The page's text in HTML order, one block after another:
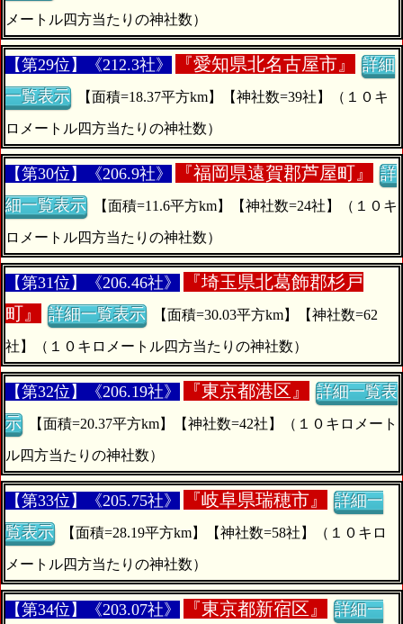
メートル四方当たりの神社数）
【第29位】《212.3社》 『愛知県北名古屋市』
詳細
一覧表示
ロメートル四方当たりの神社数）
【第30位】《206.9社》 『福岡県遠賀郡芦屋町』
詳
細一覧表示
ロメートル四方当たりの神社数）
【第31位】《206.46社》 『埼玉県北葛飾郡杉戸
町』
詳細一覧表示
社】（１０キロメートル四方当たりの神社数）
【第32位】《206.19社》 『東京都港区』
詳細一覧表
示
ル四方当たりの神社数）
【第33位】《205.75社》 『岐阜県瑞穂市』
詳細一
覧表示
メートル四方当たりの神社数）
【第34位】《203.07社》 『東京都新宿区』
詳細一